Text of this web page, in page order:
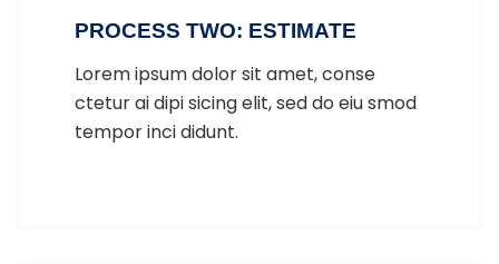
PROCESS TWO: ESTIMATE
Lorem ipsum dolor sit amet, conse
ctetur ai dipi sicing elit, sed do eiu smod
tempor inci didunt.